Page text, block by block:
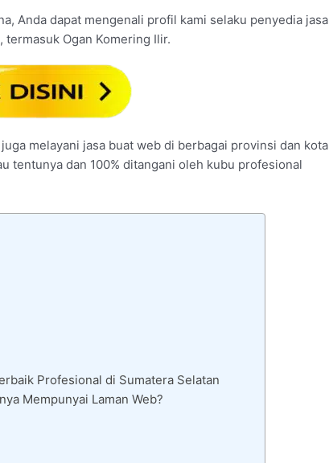
Anda dapat mengenali profil kami selaku penyedia jasa
Ogan Komering Ilir.
melayani jasa buat web di berbagai provinsi dan kota
tentunya dan 100% ditangani oleh kubu profesional
Profesional di Sumatera Selatan
Mempunyai Laman Web?